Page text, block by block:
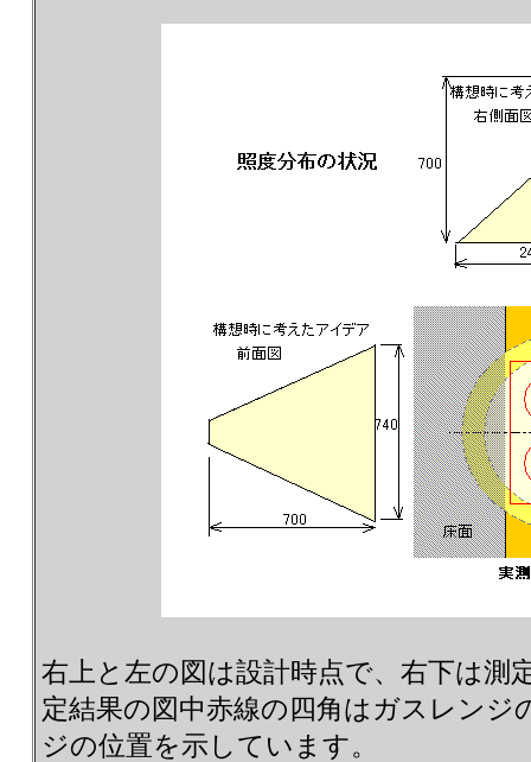
右上と左の図は設計時点で、右下は
定結果の図中赤線の四角はガスレンジ
ジの位置を示しています。